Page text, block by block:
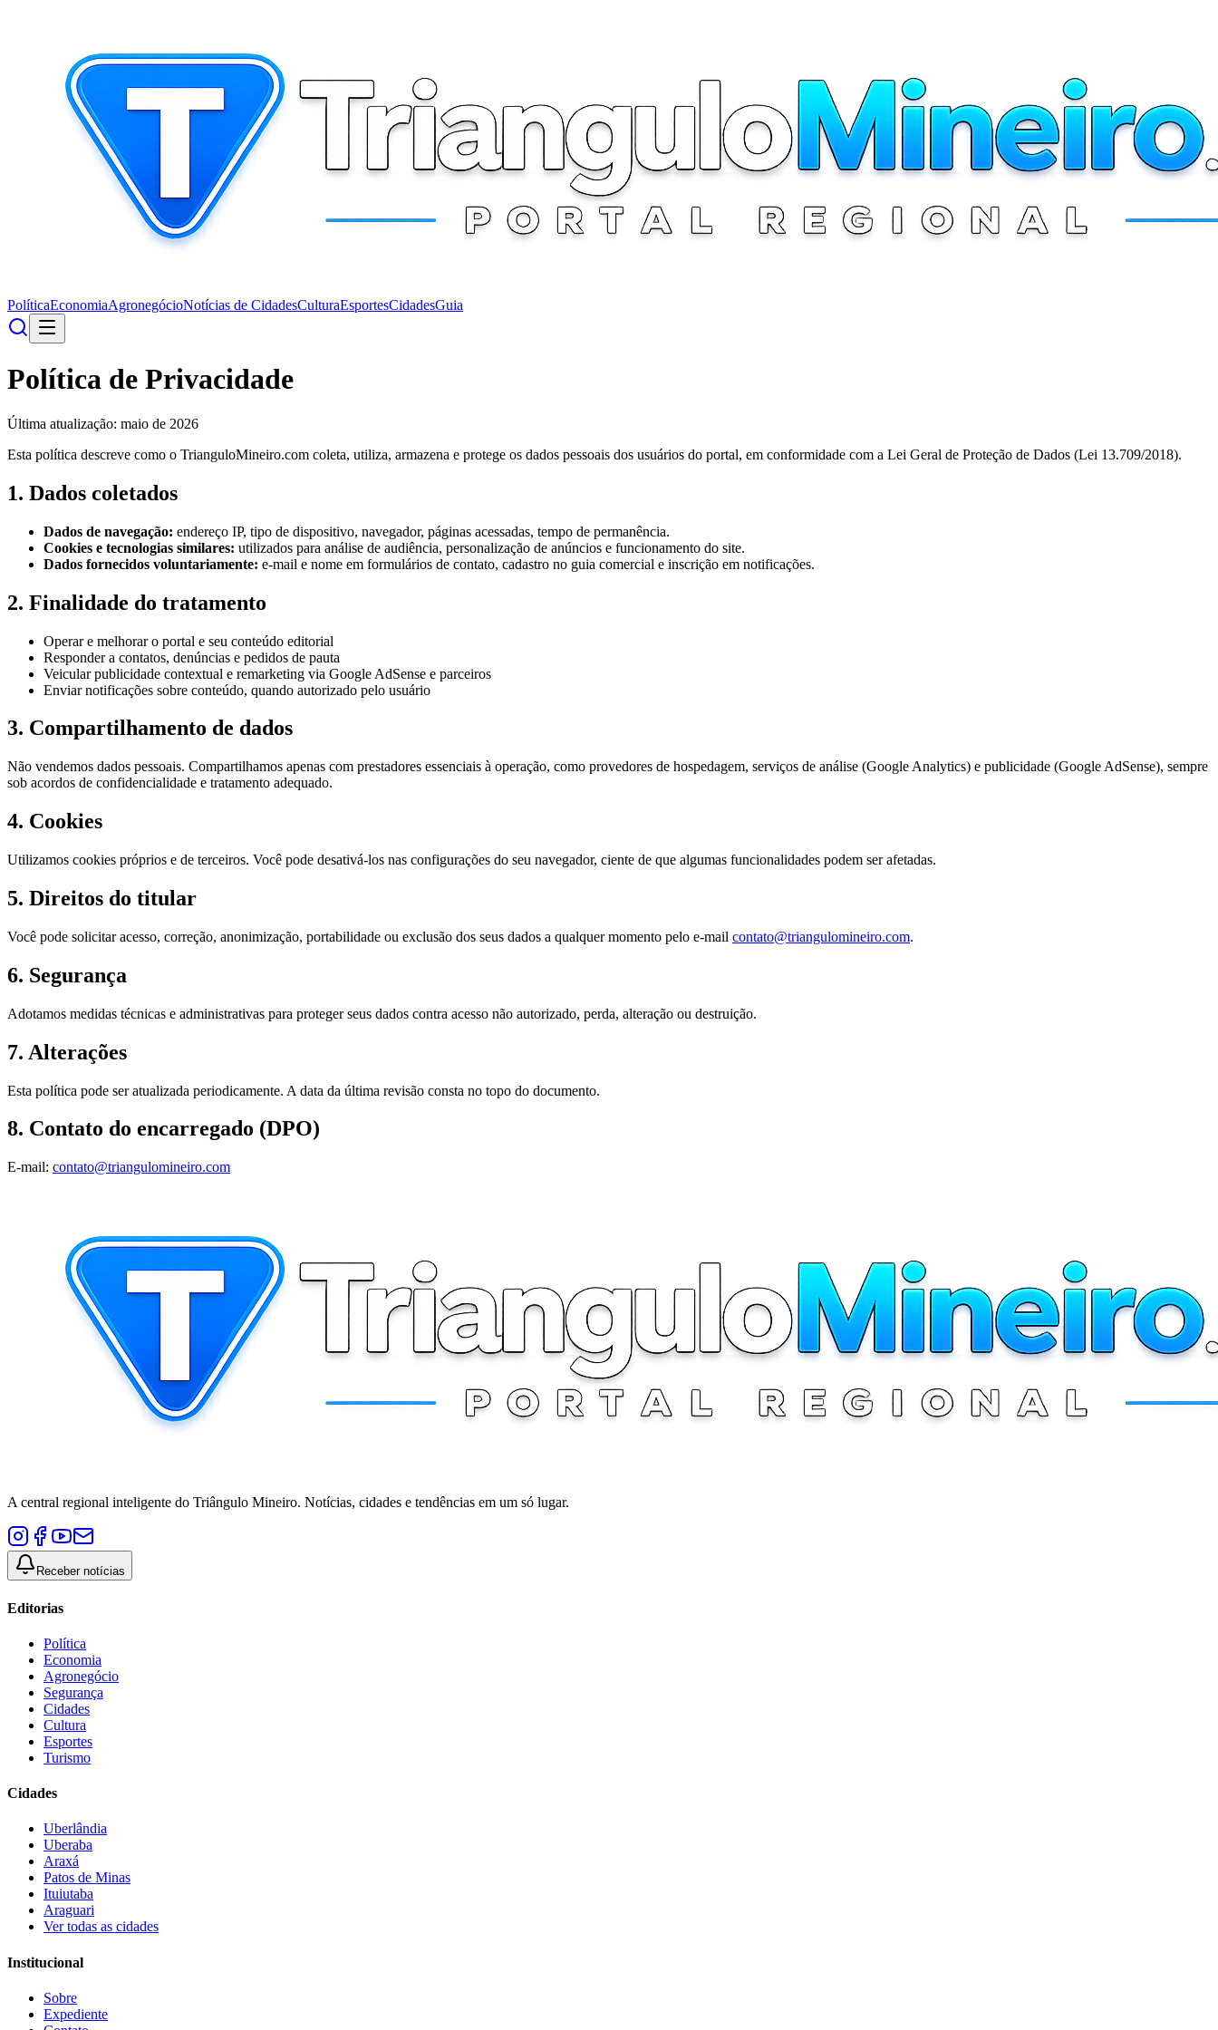
PolíticaEconomiaAgronegócioNotícias de CidadesCulturaEsportesCidadesGuia
Política de Privacidade
Última atualização: maio de 2026
Esta política descreve como o TrianguloMineiro.com coleta, utiliza, armazena e protege os dados pessoais dos usuários do portal, em conformidade com a Lei Geral de Proteção de Dados (Lei 13.709/2018).
1. Dados coletados
Dados de navegação: endereço IP, tipo de dispositivo, navegador, páginas acessadas, tempo de permanência.
Cookies e tecnologias similares: utilizados para análise de audiência, personalização de anúncios e funcionamento do site.
Dados fornecidos voluntariamente: e-mail e nome em formulários de contato, cadastro no guia comercial e inscrição em notificações.
2. Finalidade do tratamento
Operar e melhorar o portal e seu conteúdo editorial
Responder a contatos, denúncias e pedidos de pauta
Veicular publicidade contextual e remarketing via Google AdSense e parceiros
Enviar notificações sobre conteúdo, quando autorizado pelo usuário
3. Compartilhamento de dados
Não vendemos dados pessoais. Compartilhamos apenas com prestadores essenciais à operação, como provedores de hospedagem, serviços de análise (Google Analytics) e publicidade (Google AdSense), sempre
sob acordos de confidencialidade e tratamento adequado.
4. Cookies
Utilizamos cookies próprios e de terceiros. Você pode desativá-los nas configurações do seu navegador, ciente de que algumas funcionalidades podem ser afetadas.
5. Direitos do titular
Você pode solicitar acesso, correção, anonimização, portabilidade ou exclusão dos seus dados a qualquer momento pelo e-mail contato@triangulomineiro.com.
6. Segurança
Adotamos medidas técnicas e administrativas para proteger seus dados contra acesso não autorizado, perda, alteração ou destruição.
7. Alterações
Esta política pode ser atualizada periodicamente. A data da última revisão consta no topo do documento.
8. Contato do encarregado (DPO)
E-mail: contato@triangulomineiro.com
A central regional inteligente do Triângulo Mineiro. Notícias, cidades e tendências em um só lugar.
Receber notícias
Editorias
Política
Economia
Agronegócio
Segurança
Cidades
Cultura
Esportes
Turismo
Cidades
Uberlândia
Uberaba
Araxá
Patos de Minas
Ituiutaba
Araguari
Ver todas as cidades
Institucional
Sobre
Expediente